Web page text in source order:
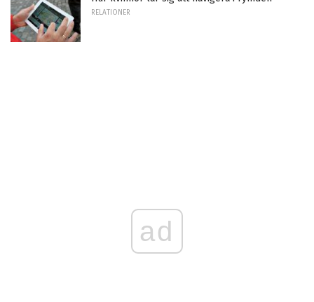
RELATIONER
ad